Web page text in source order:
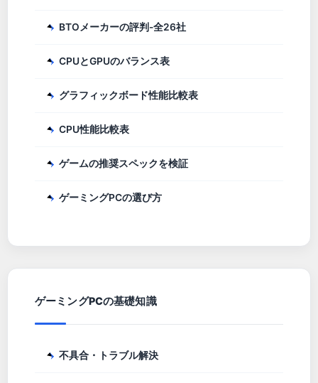
BTOメーカーの評判-全26社
CPUとGPUのバランス表
グラフィックボード性能比較表
CPU性能比較表
ゲームの推奨スペックを検証
ゲーミングPCの選び方
ゲーミングPCの基礎知識
不具合・トラブル解決